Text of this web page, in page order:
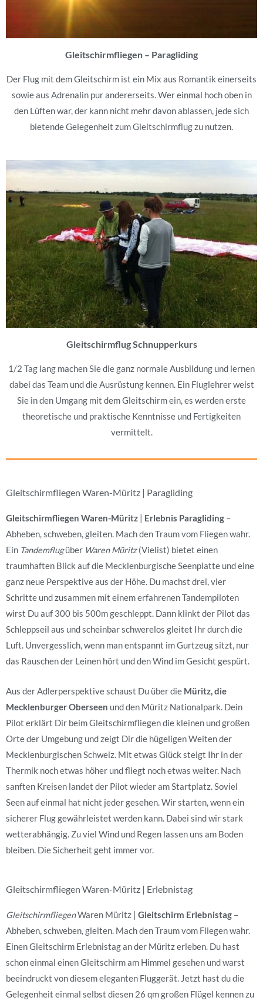
Gleitschirmfliegen – Paragliding
Der Flug mit dem Gleitschirm ist ein Mix aus Romantik einerseits
sowie aus Adrenalin pur andererseits. Wer einmal hoch oben in
den Lüften war, der kann nicht mehr davon ablassen, jede sich
bietende Gelegenheit zum Gleitschirmflug zu nutzen.
Gleitschirmflug Schnupperkurs
1/2 Tag lang machen Sie die ganz normale Ausbildung und lernen
dabei das Team und die Ausrüstung kennen. Ein Fluglehrer weist
Sie in den Umgang mit dem Gleitschirm ein, es werden erste
theoretische und praktische Kenntnisse und Fertigkeiten
vermittelt.
Gleitschirmfliegen Waren-Müritz | Paragliding
Gleitschirmfliegen Waren-Müritz Erlebnis Paragliding –
Abheben, schweben, gleiten. Mach den Traum vom Fliegen wahr.
Ein Tandemflugüber Waren Müritz(Vielist) bietet einen
traumhaften Blick auf die Mecklenburgische Seenplatte und eine
ganz neue Perspektive aus der Höhe. Du machst drei, vier
Schritte und zusammen mit einem erfahrenen Tandempiloten
wirst Du auf 300 bis 500m geschleppt. Dann klinkt der Pilot das
Schleppseil aus und scheinbar schwerelos gleitet Ihr durch die
Luft. Unvergesslich, wenn man entspannt im Gurtzeug sitzt, nur
das Rauschen der Leinen hört und den Wind im Gesicht gespürt.
Aus der Adlerperspektive schaust Du über die Müritz, die
Mecklenburger Oberseen und den Müritz Nationalpark. Dein
Pilot erklärt Dir beim Gleitschirmfliegen die kleinen und großen
Orte der Umgebung und zeigt Dir die hügeligen Weiten der
Mecklenburgischen Schweiz. Mit etwas Glück steigt Ihr in der
Thermik noch etwas höher und fliegt noch etwas weiter. Nach
sanften Kreisen landet der Pilot wieder am Startplatz. Soviel
Seen auf einmal hat nicht jeder gesehen. Wir starten, wenn ein
sicherer Flug gewährleistet werden kann. Dabei sind wir stark
wetterabhängig. Zu viel Wind und Regen lassen uns am Boden
bleiben. Die Sicherheit geht immer vor.
Gleitschirmfliegen Waren-Müritz | Erlebnistag
GleitschirmfliegenWaren Müritz | Gleitschirm Erlebnistag –
Abheben, schweben, gleiten. Mach den Traum vom Fliegen wahr.
Einen Gleitschirm Erlebnistag an der Müritz erleben. Du hast
schon einmal einen Gleitschirm am Himmel gesehen und warst
beeindruckt von diesem eleganten Fluggerät. Jetzt hast du die
Gelegenheit einmal selbst diesen 26 qm großen Flügel kennen zu